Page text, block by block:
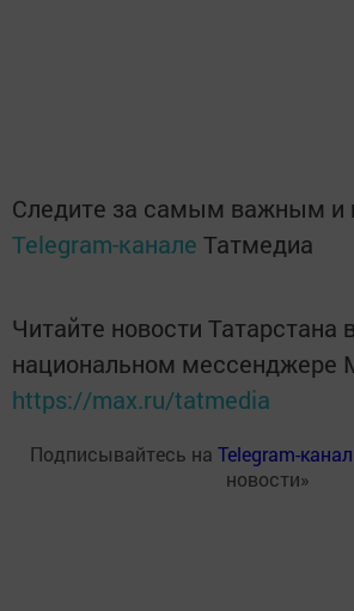
Следите за самым важным и
Telegram-канале Татмедиа
Читайте новости Татарстана в
национальном мессенджере
https://max.ru/tatmedia
Подписывайтесь на Telegram-канал
новости»